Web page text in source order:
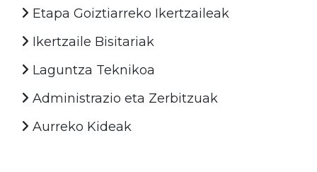
Etapa Goiztiarreko Ikertzaileak
Ikertzaile Bisitariak
Laguntza Teknikoa
Administrazio eta Zerbitzuak
Aurreko Kideak